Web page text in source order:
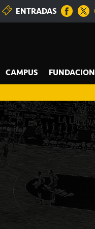
ENTRADAS
CAMPUS FUNDACION